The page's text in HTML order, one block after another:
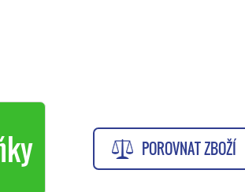
POROVNAT ZBOŽÍ